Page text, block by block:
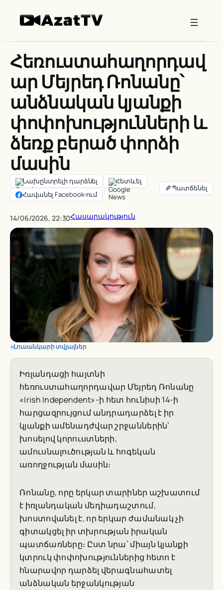
Հեռուստահաղորդավ
ար Մեյրեդ Ռոնանը՝
անձնական կյանքի
փոփոխությունների և
ձեռք բերած փորձի
մասին
Նախընտրելի դարձնել
Հետևել
Հավանել Facebook-ում
14/06/2026, 22:30Հասարակություն
Լուսանկարի տվյալներ
Իռլանդացի հայտնի
հեռուստահաղորդավար Մեյրեդ Ռոնանը
«Irish Independent»-ի հետ հունիսի 14-ի
հարցազրույցում անդրադարձել է իր
կյանքի ամենադժվար շրջաններին՝
խոսելով կորուստների,
ամուսնալուծության և հոգեկան
առողջության մասին։
Ռոնանը, որը երկար տարիներ աշխատում
է իռլանդական մեդիադաշտում,
խոստովանել է, որ երկար ժամանակ չի
գիտակցել իր տխրության իրական
պատճառները։ Ըստ նրա՝ միայն կյանքի
կտրուկ փոփոխություններից հետո է
հնարավոր դարձել վերագնահատել
անձնական երջանկության